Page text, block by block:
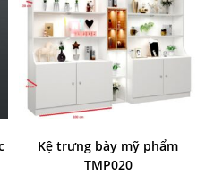
Kệ trưng bày mỹ phẩm
TMP020